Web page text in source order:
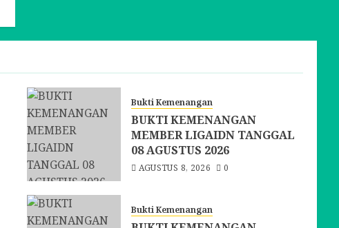
Bukti Kemenangan
BUKTI KEMENANGAN
MEMBER LIGAIDN TANGGAL
08 AGUSTUS 2026
AGUSTUS 8, 2026 0
Bukti Kemenangan